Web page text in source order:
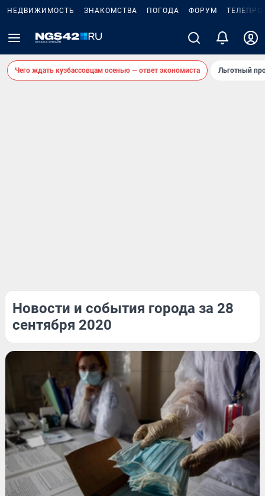
НЕДВИЖИМОСТЬ ЗНАКОМСТВА ПОГОДА ФОРУМ
Чего ждать кузбассовцам осенью — ответ экономиста Льготный
Новости и события города за 28
сентября 2020